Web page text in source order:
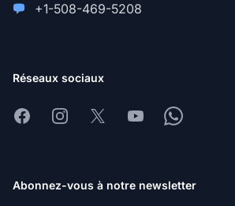
+1-508-469-5208
Réseaux sociaux
FacebookInstagram
X YoutubeWhatsapp
Abonnez-vous à notre newsletter